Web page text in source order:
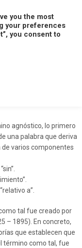
agnóstico, lo primero
una palabra que deriva
varios componentes
a”.
tal fue creado por
– 1895). En concreto,
que establecen que
término como tal, fue
you the most
your preferences
you consent to